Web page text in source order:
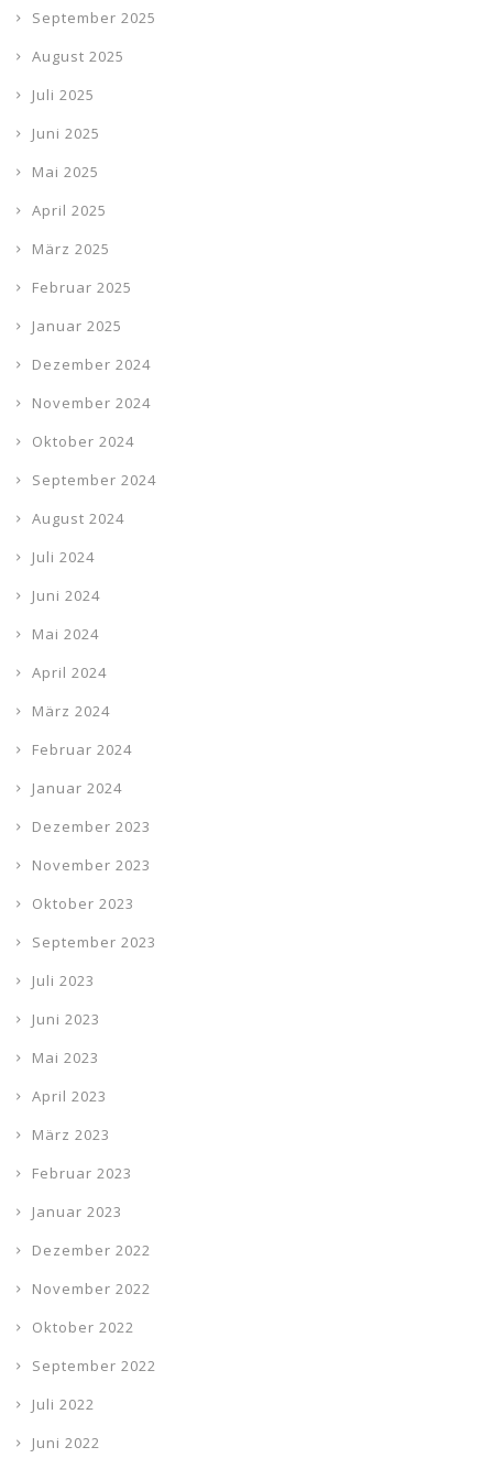
September 2025
August 2025
Juli 2025
Juni 2025
Mai 2025
April 2025
März 2025
Februar 2025
Januar 2025
Dezember 2024
November 2024
Oktober 2024
September 2024
August 2024
Juli 2024
Juni 2024
Mai 2024
April 2024
März 2024
Februar 2024
Januar 2024
Dezember 2023
November 2023
Oktober 2023
September 2023
Juli 2023
Juni 2023
Mai 2023
April 2023
März 2023
Februar 2023
Januar 2023
Dezember 2022
November 2022
Oktober 2022
September 2022
Juli 2022
Juni 2022